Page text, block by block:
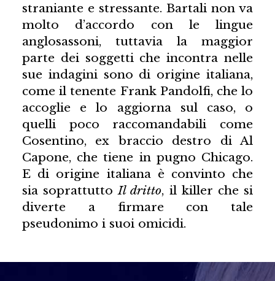
straniante e stressante. Bartali non va
molto d’accordo con le lingue
anglosassoni, tuttavia la maggior
parte dei soggetti che incontra nelle
sue indagini sono di origine italiana,
come il tenente Frank Pandolfi, che lo
accoglie e lo aggiorna sul caso, o
quelli poco raccomandabili come
Cosentino, ex braccio destro di Al
Capone, che tiene in pugno Chicago.
E di origine italiana è convinto che
sia soprattuttoIl dritto, il killer che si
diverte a firmare con tale
pseudonimo i suoi omicidi.